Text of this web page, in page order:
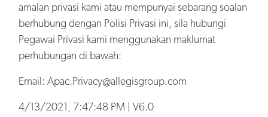
amalan privasi kami atau mempunyai sebarang soalan
berhubung dengan Polisi Privasi ini, sila hubungi
Pegawai Privasi kami menggunakan maklumat
perhubungan di bawah:
Email: Apac.Privacy@allegisgroup.com
4/13/2021, 7:47:48 PM V6.0